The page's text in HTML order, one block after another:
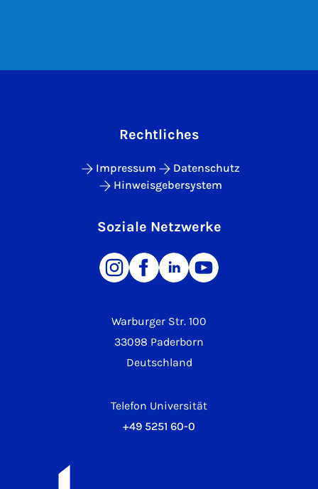
Warburger Str. 100
33098 Paderborn
Deutschland
Telefon Universität
+49 5251 60-0
Rechtliches
Impressum
Datenschutz
Hinweisgebersystem
Soziale Netzwerke